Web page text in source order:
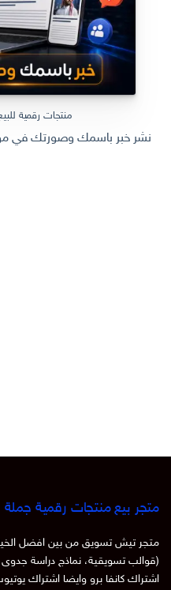
منتجات رقمية
نشر خبر باسمك وصورتك في
متجر بيع منتجات رقمية
متجر تيش تسويق من بين افضل
(قوالب تسويقية، نماذج دراسة
اشتراك كانفا برو وايضا اشتراك